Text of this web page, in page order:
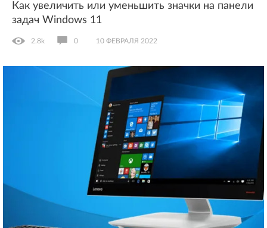
Как увеличить или уменьшить значки на панели
задач Windows 11
2.8k 0 10 ФЕВРАЛЯ 2022